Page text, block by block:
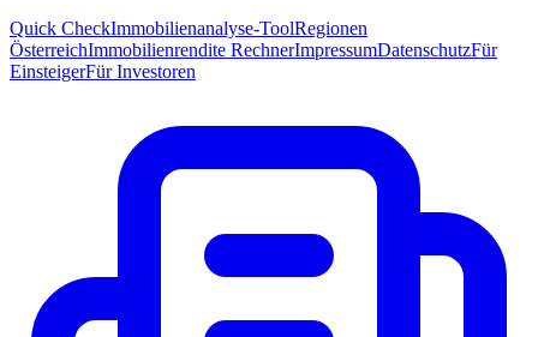
Quick CheckImmobilienanalyse-ToolRegionen
ÖsterreichImmobilienrendite RechnerImpressumDatenschutzFür
EinsteigerFür Investoren